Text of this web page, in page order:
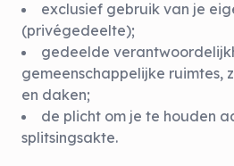
exclusief gebruik van je
(privégedeelte);
gedeelde
gemeenschappelijke ruimtes,
en daken;
de plicht om je te houden
splitsingsakte.